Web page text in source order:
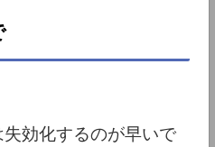
効化するのが早いで